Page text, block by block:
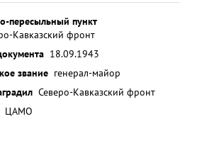
пересыльный пункт
Кавказский фронт
18.09.1943
звание генерал-майор
Северо-Кавказский фронт
ЦАМО